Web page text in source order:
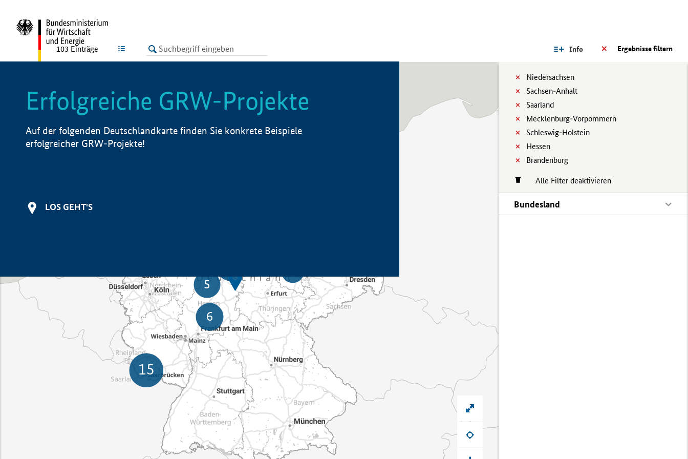
LISTE Ergebnisse filtern
Info
Niedersachsen
Sachsen-Anhalt
Saarland
Mecklenburg-Vorpommern
Schleswig-Holstein
Hessen
Brandenburg
Alle Filter deaktivieren
Bundesland
103 Einträge
Erfolgreiche GRW-Projekte
Auf der folgenden Deutschlandkarte finden Sie konkrete Beispiele
erfolgreicher GRW-Projekte!
LOS GEHT'S